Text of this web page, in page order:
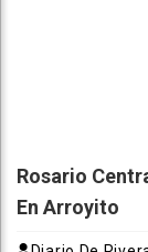
Rosario
En Arroyito